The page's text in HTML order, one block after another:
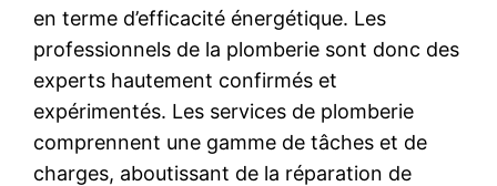
en terme d’efficacité énergétique. Les
professionnels de la plomberie sont donc des
experts hautement confirmés et
expérimentés. Les services de plomberie
comprennent une gamme de tâches et de
charges, aboutissant de la réparation de